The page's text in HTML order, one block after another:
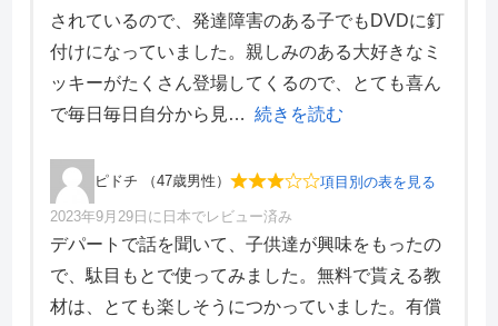
価格・料金
5
学習効果
4
サポート体制
5
デザイン性
3
されているので、発達障害のある子でもDVDに釘
付けになっていました。親しみのある大好きなミ
ッキーがたくさん登場してくるので、とても喜ん
で毎日毎日自分から見
続きを読む
ピドチ （47歳男性） 項目別の表を見る
項目別評価
価格・料金
2
学習効果
2
2023年9月29日に日本でレビュー済み
デパートで話を聞いて、子供達が興味をもったの
で、駄目もとで使ってみました。無料で貰える教
材は、とても楽しそうにつかっていました。有償